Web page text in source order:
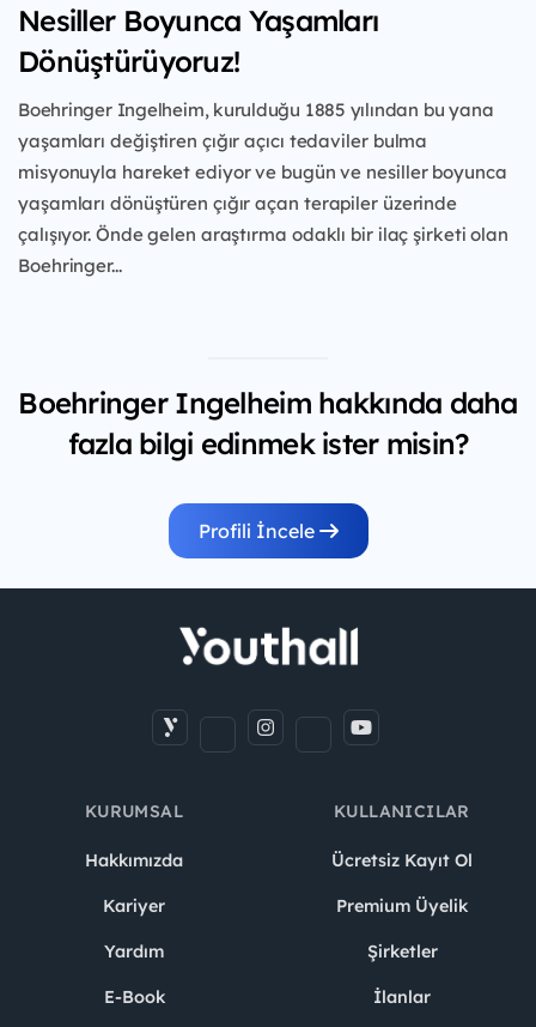
Nesiller Boyunca Yaşamları
Dönüştürüyoruz!
Boehringer Ingelheim, kurulduğu 1885 yılından bu yana
yaşamları değiştiren çığır açıcı tedaviler bulma
misyonuyla hareket ediyor ve bugün ve nesiller boyunca
yaşamları dönüştüren çığır açan terapiler üzerinde
çalışıyor. Önde gelen araştırma odaklı bir ilaç şirketi olan
Boehringer...
Boehringer Ingelheim hakkında daha
fazla bilgi edinmek ister misin?
Profili İncele
KURUMSAL
Hakkımızda
Kariyer
Yardım
E-Book
KULLANICILAR
Ücretsiz Kayıt Ol
Premium Üyelik
Şirketler
İlanlar